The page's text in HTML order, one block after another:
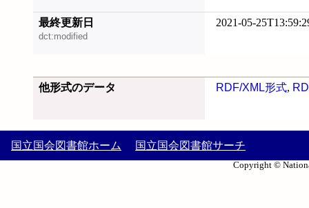
最終更新日
dct:modified
2021-05-
他形式のデータ RDF/XML形式,
国立国会図書館ホーム 国立国会図書館サーチ
Copyright ©